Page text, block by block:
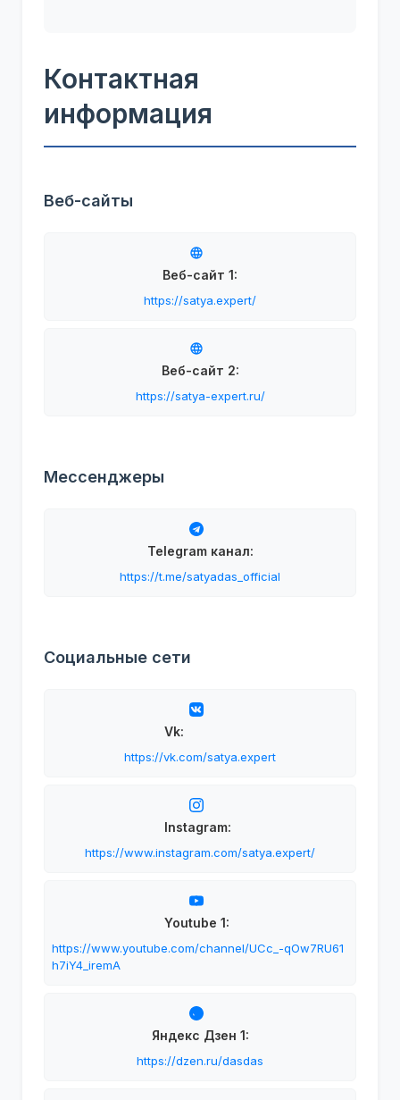
Контактная
информация
Веб-сайты
Веб-сайт 1:
https://satya.expert/
Веб-сайт 2:
https://satya-expert.ru/
Мессенджеры
Telegram канал:
https://t.me/satyadas_official
Социальные сети
Vk:
https://vk.com/satya.expert
Instagram:
https://www.instagram.com/satya.expert/
Youtube 1:
https://www.youtube.com/channel/UCc_-qOw7RU61
h7iY4_iremA
Яндекс Дзен 1:
https://dzen.ru/dasdas